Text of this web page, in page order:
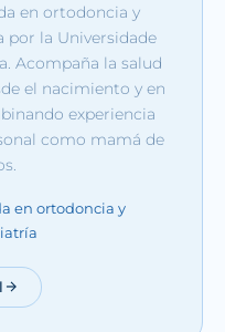
en ortodoncia y
por la Universidade
Acompaña la salud
el nacimiento y en
experiencia
como mamá de
en ortodoncia y